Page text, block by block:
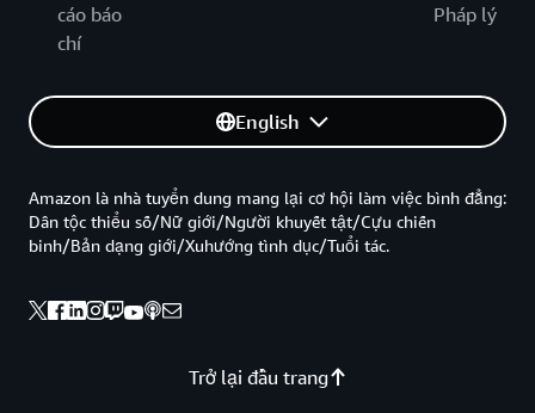
cáo báo
chí
Pháp lý
English
Trở lại đầu trang
Amazon là nhà tuyển dung mang lại cơ hội làm việc bình đẳng:
Dân tộc thiểu số/Nữ giới/Người khuyết tật/Cựu chiến
binh/Bản dạng giới/Xuhướng tình dục/Tuổi tác.